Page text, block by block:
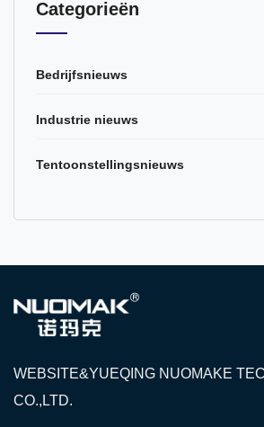
Categorieën
Bedrijfsnieuws
Industrie nieuws
Tentoonstellingsnieuws
WEBSITE&YUEQING NUOMAKE
CO.,LTD.